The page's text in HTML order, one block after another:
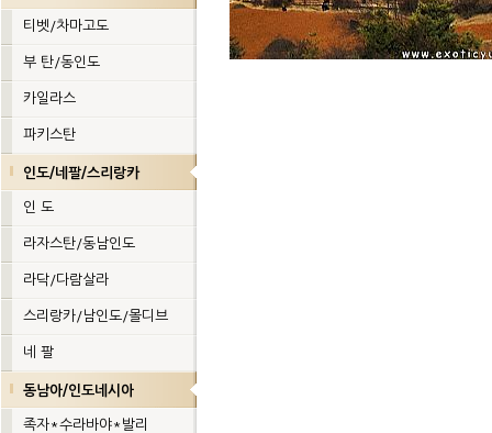
티벳/차마고도
부 탄/동인도
카일라스
파키스탄
인도/네팔/스리랑카
인 도
라자스탄/동남인도
라닥/다람살라
스리랑카/남인도/몰디브
네 팔
동남아/인도네시아
족자*수라바야*발리